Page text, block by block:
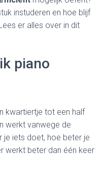
instuderen en hoe blijf
er alles over in dit
piano
kwartiertje tot een half
werkt vanwege de
je iets doet, hoe beter je
werkt beter dan één keer